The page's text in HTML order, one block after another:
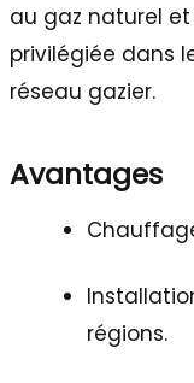
au gaz naturel
privilégiée dans
réseau gazier.
Avantages
régions.